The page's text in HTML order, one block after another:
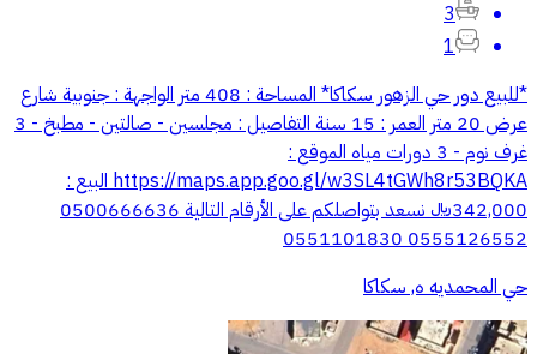
3
1
*للبيع دور حي الزهور سكاكا* المساحة : 408 متر الواجهة : جنوبية شارع
عرض 20 متر العمر : 15 سنة التفاصيل : مجلسين - صالتين - مطبخ - 3
غرف نوم - 3 دورات مياه الموقع :
https://maps.app.goo.gl/w3SL4tGWh8r53BQKA البيع :
342,000﷼ نسعد بتواصلكم على الأرقام التالية 0500666636
0555126552 0551101830
حي المحمديه ه, سكاكا